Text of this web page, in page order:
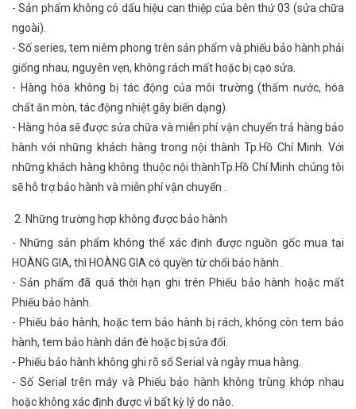
- Sản phẩm không có dấu hiệu can thiệp của bên thứ 03 (sửa chữa
ngoài).
- Số series, tem niêm phong trên sản phẩm và phiếu bảo hành phải
giống nhau, nguyên vẹn, không rách mất hoặc bị cạo sửa.
- Hàng hóa không bị tác động của môi trường (thấm nước, hóa
chất ăn mòn, tác động nhiệt gây biến dạng).
- Hàng hóa sẽ được sửa chữa và miễn phí vận chuyển trả hàng bảo
hành với những khách hàng trong nội thành Tp.Hồ Chí Minh. Với
những khách hàng không thuộc nội thànhTp.Hồ Chí Minh chúng tôi
sẽ hỗ trợ bảo hành và miễn phí vận chuyển .
2. Những trường hợp không được bảo hành
- Những sản phẩm không thể xác định được nguồn gốc mua tại
HOÀNG GIA, thì HOÀNG GIA có quyền từ chối bảo hành.
- Sản phẩm đã quá thời hạn ghi trên Phiếu bảo hành hoặc mất
Phiếu bảo hành.
- Phiếu bảo hành, hoặc tem bảo hành bị rách, không còn tem bảo
hành, tem bảo hành dán đè hoặc bị sửa đổi.
- Phiếu bảo hành không ghi rõ số Serial và ngày mua hàng.
- Số Serial trên máy và Phiếu bảo hành không trùng khớp nhau
hoặc không xác định được vì bất kỳ lý do nào.